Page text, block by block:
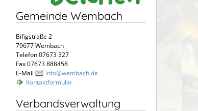
Gemeinde Wembach
Bifigstraße 2
79677 Wembach
Telefon 07673 327
Fax 07673 888458
E-Mail
info@wembach.de
Kontaktformular
Verbandsverwaltung